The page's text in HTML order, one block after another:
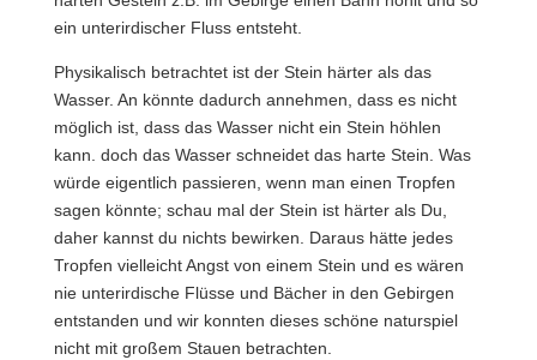
ein unterirdischer Fluss entsteht.
Physikalisch betrachtet ist der Stein härter als das
Wasser. An könnte dadurch annehmen, dass es nicht
möglich ist, dass das Wasser nicht ein Stein höhlen
kann. doch das Wasser schneidet das harte Stein. Was
würde eigentlich passieren, wenn man einen Tropfen
sagen könnte; schau mal der Stein ist härter als Du,
daher kannst du nichts bewirken. Daraus hätte jedes
Tropfen vielleicht Angst von einem Stein und es wären
nie unterirdische Flüsse und Bächer in den Gebirgen
entstanden und wir konnten dieses schöne naturspiel
nicht mit großem Stauen betrachten.